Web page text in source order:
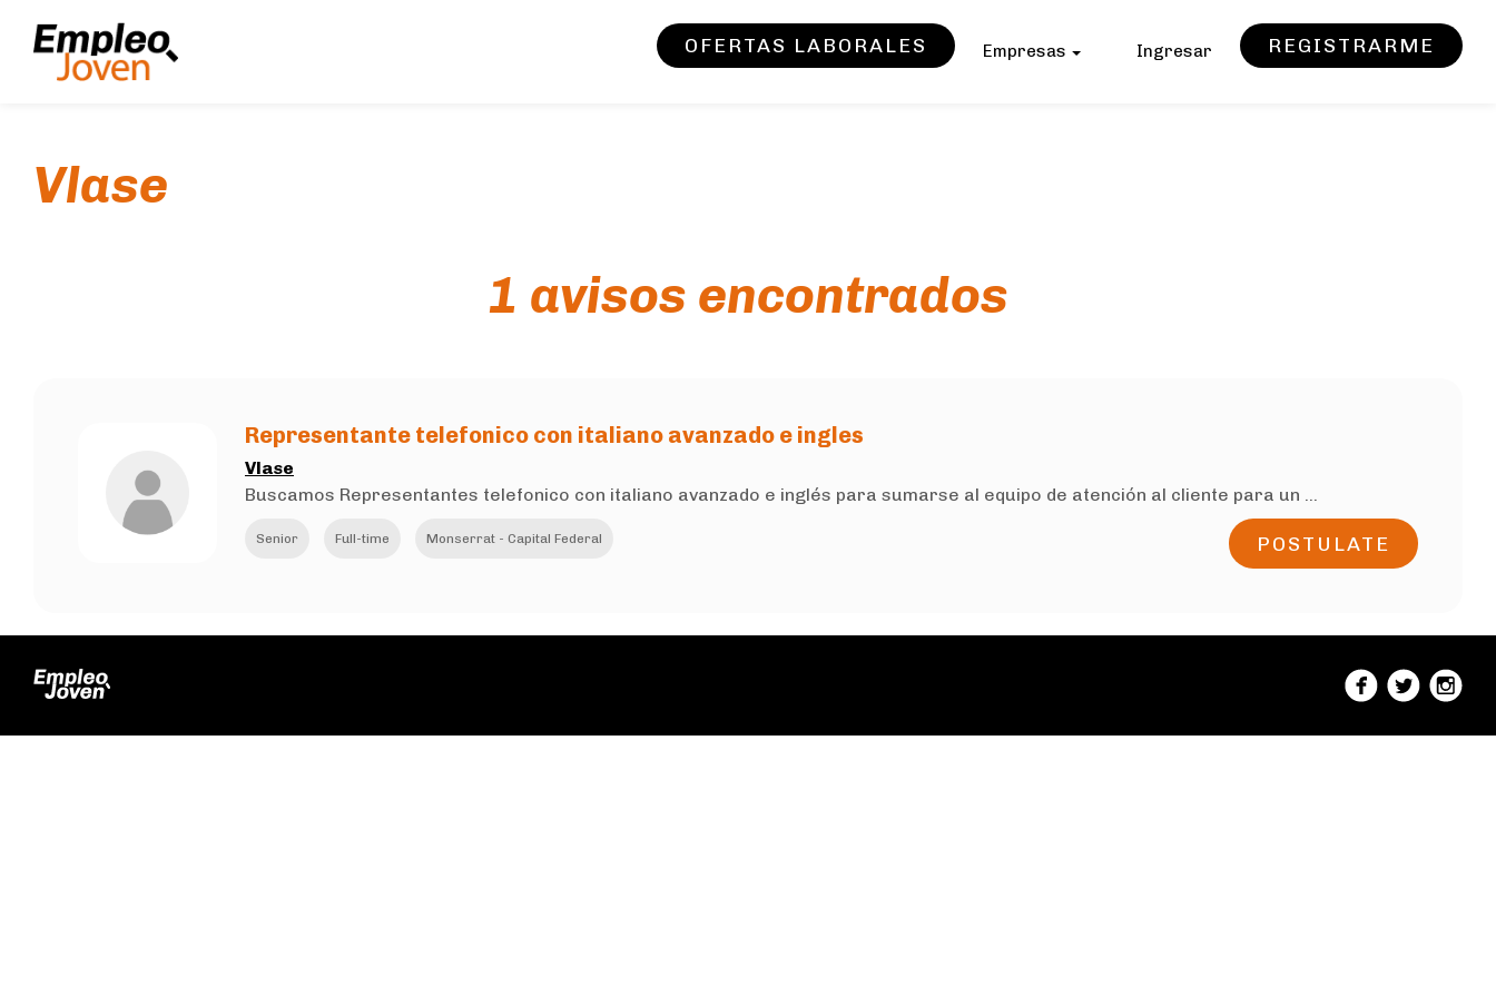
OFERTAS LABORALES Empresas Ingresar REGISTRARME
Vlase
1 avisos encontrados
Representante telefonico con italiano avanzado e ingles
Vlase
Buscamos Representantes telefonico con italiano avanzado e inglés para sumarse al equipo de atención al cliente para un ...
Senior Full-time Monserrat - Capital Federal POSTULATE